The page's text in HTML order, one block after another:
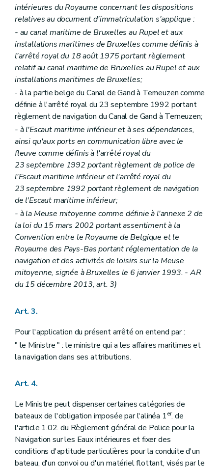
intérieures du Royaume concernant les dispositions
relatives au document d'immatriculation s'applique :
- au canal maritime de Bruxelles au Rupel et aux
installations maritimes de Bruxelles comme définis à
l'arrêté royal du 18 août 1975 portant règlement
relatif au canal maritime de Bruxelles au Rupel et aux
installations maritimes de Bruxelles;
- à la partie belge du Canal de Gand à Terneuzen comme
définie à l'arrêté royal du 23 septembre 1992 portant
règlement de navigation du Canal de Gand à Terneuzen;
- à l'Escaut maritime inférieur et à ses dépendances,
ainsi qu'aux ports en communication libre avec le
fleuve comme définis à l'arrêté royal du
23 septembre 1992 portant règlement de police de
l'Escaut maritime inférieur et l'arrêté royal du
23 septembre 1992 portant règlement de navigation
de l'Escaut maritime inférieur;
- à la Meuse mitoyenne comme définie à l'annexe 2 de
la loi du 15 mars 2002 portant assentiment à la
Convention entre le Royaume de Belgique et le
Royaume des Pays-Bas portant réglementation de la
navigation et des activités de loisirs sur la Meuse
mitoyenne, signée à Bruxelles le 6 janvier 1993. - AR
du 15 décembre 2013, art. 3)
Art. 3.
Pour l'application du présent arrêté on entend par :
" le Ministre " : le ministre qui a les affaires maritimes et
la navigation dans ses attributions.
Art. 4.
Le Ministre peut dispenser certaines catégories de
bateaux de l'obligation imposée par l'alinéa 1er. de
l'article 1.02. du Règlement général de Police pour la
Navigation sur les Eaux intérieures et fixer des
conditions d'aptitude particulières pour la conduite d'un
bateau, d'un convoi ou d'un matériel flottant, visés par le